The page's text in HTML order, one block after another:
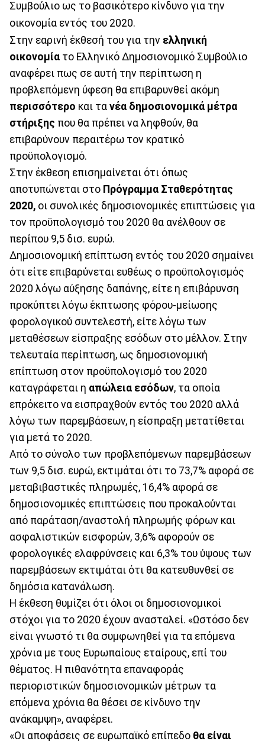
Συμβούλιο ως το βασικότερο κίνδυνο για την
οικονομία εντός του 2020.
Στην εαρινή έκθεσή του για την ελληνική
οικονομία το Ελληνικό Δημοσιονομικό Συμβούλιο
αναφέρει πως σε αυτή την περίπτωση η
προβλεπόμενη ύφεση θα επιβαρυνθεί ακόμη
περισσότερο και τα νέα δημοσιονομικά μέτρα
στήριξης που θα πρέπει να ληφθούν, θα
επιβαρύνουν περαιτέρω τον κρατικό
προϋπολογισμό.
Στην έκθεση επισημαίνεται ότι όπως
αποτυπώνεται στο Πρόγραμμα Σταθερότητας
2020, οι συνολικές δημοσιονομικές επιπτώσεις για
τον προϋπολογισμό του 2020 θα ανέλθουν σε
περίπου 9,5 δισ. ευρώ.
Δημοσιονομική επίπτωση εντός του 2020 σημαίνει
ότι είτε επιβαρύνεται ευθέως ο προϋπολογισμός
2020 λόγω αύξησης δαπάνης, είτε η επιβάρυνση
προκύπτει λόγω έκπτωσης φόρου-μείωσης
φορολογικού συντελεστή, είτε λόγω των
μεταθέσεων είσπραξης εσόδων στο μέλλον. Στην
τελευταία περίπτωση, ως δημοσιονομική
επίπτωση στον προϋπολογισμό του 2020
καταγράφεται η απώλεια εσόδων, τα οποία
επρόκειτο να εισπραχθούν εντός του 2020 αλλά
λόγω των παρεμβάσεων, η είσπραξη μετατίθεται
για μετά το 2020.
Από το σύνολο των προβλεπόμενων παρεμβάσεων
των 9,5 δισ. ευρώ, εκτιμάται ότι το 73,7% αφορά σε
μεταβιβαστικές πληρωμές, 16,4% αφορά σε
δημοσιονομικές επιπτώσεις που προκαλούνται
από παράταση/αναστολή πληρωμής φόρων και
ασφαλιστικών εισφορών, 3,6% αφορούν σε
φορολογικές ελαφρύνσεις και 6,3% του ύψους των
παρεμβάσεων εκτιμάται ότι θα κατευθυνθεί σε
δημόσια κατανάλωση.
Η έκθεση θυμίζει ότι όλοι οι δημοσιονομικοί
στόχοι για το 2020 έχουν ανασταλεί. «Ωστόσο δεν
είναι γνωστό τι θα συμφωνηθεί για τα επόμενα
χρόνια με τους Ευρωπαίους εταίρους, επί του
θέματος. Η πιθανότητα επαναφοράς
περιοριστικών δημοσιονομικών μέτρων τα
επόμενα χρόνια θα θέσει σε κίνδυνο την
ανάκαμψη», αναφέρει.
«Οι αποφάσεις σε ευρωπαϊκό επίπεδο θα είναι